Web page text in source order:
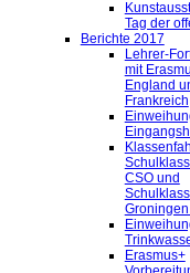
Tag der
Berichte 2017
Lehrer-
mit
England
Frankreich
CSO und
Erasmus+